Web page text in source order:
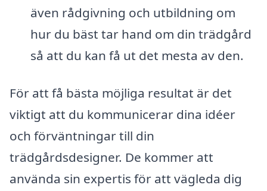
även rådgivning och utbildning om
hur du bäst tar hand om din trädgård
så att du kan få ut det mesta av den.
För att få bästa möjliga resultat är det
viktigt att du kommunicerar dina idéer
och förväntningar till din
trädgårdsdesigner. De kommer att
använda sin expertis för att vägleda dig